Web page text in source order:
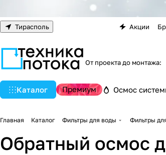
Тирасполь Акции
От проекта до монтажа:
Каталог Премиум Осмос
Главная Каталог Фильтры для воды Фильтры
Обратный осмос